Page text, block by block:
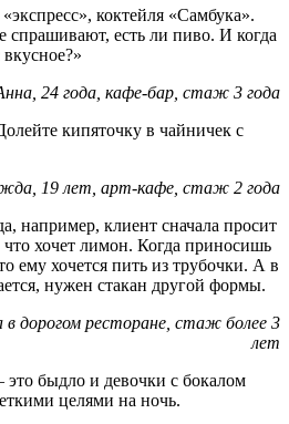
коктейля «Самбука».
спрашивают, есть ли пиво. И когда
24 года, кафе-бар, стаж 3 года
кипяточку в чайничек с
19 лет, арт-кафе, стаж 2 года
например, клиент сначала просит
хочет лимон. Когда приносишь
ему хочется пить из трубочки. А в
нужен стакан другой формы.
дорогом ресторане, стаж более 3
лет
быдло и девочки с бокалом
целями на ночь.